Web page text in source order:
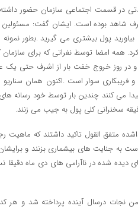
در قسمت اجتماعی سازمان حضور
شاهد بوده است. ایشان گفت: مسئولین
پول بیشتری می گیرید .بطور
همه امضا توسط نفراتی که برای سازمان
و در روز خروج خفت بار از اشرف حتی یک
فریبکاری سوار است .اکنون همان سناریو
می کنند چندین بار توسط خود رسانه های
سخنرانی کلی پول به جیب می زنند.
متفق القول تاکید داشتند که
به جنایت های بیشماری بزنند و
دیده شده در ناآرامی های دی ماه دقیقا
نجات درسال آینده پرداخته شد و هر